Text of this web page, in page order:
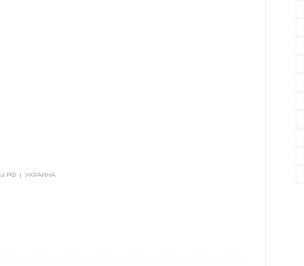
РФ | УКРАИНА